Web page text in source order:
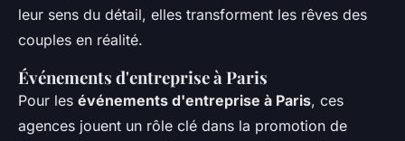
leur sens du détail, elles transforment les rêves des
couples en réalité.
Événements d'entreprise à Paris
Pour les événements d'entreprise à Paris, ces
agences jouent un rôle clé dans la promotion de